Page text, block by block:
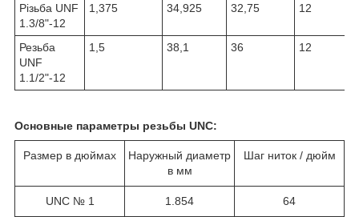
Різьба UNF
1.3/8"-12
1,375 34,925 32,75 12
Резьба
UNF
1.1/2"-12
1,5 38,1 36 12
Основные параметры резьбы UNC:
Размер в дюймах
Наружный диаметр
в мм
Шаг ниток / дюйм
UNC № 1 1.854 64